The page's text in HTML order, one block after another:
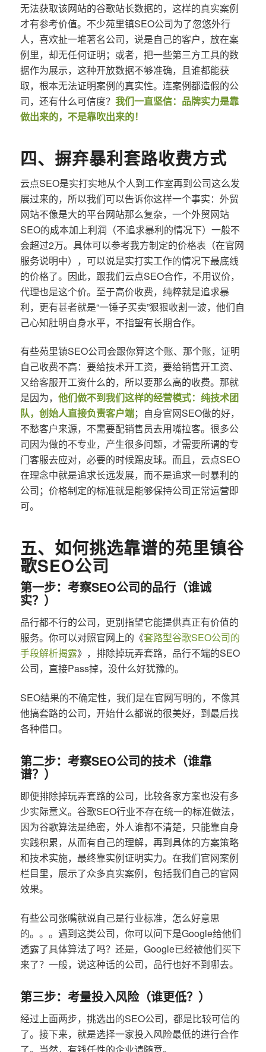
无法获取该网站的谷歌站长数据的，这样的真实案例
才有参考价值。不少苑里镇SEO公司为了忽悠外行
人，喜欢扯一堆著名公司，说是自己的客户，放在案
例里，却无任何证明；或者，把一些第三方工具的数
据作为展示，这种开放数据不够准确，且谁都能获
取，根本无法证明案例的真实性。连案例都造假的公
司，还有什么可信度？ 我们一直坚信：品牌实力是靠
做出来的，不是靠吹出来的！
四、摒弃暴利套路收费方式
云点SEO是实打实地从个人到工作室再到公司这么发
展过来的，所以我们可以告诉你这样一个事实：外贸
网站不像是大的平台网站那么复杂，一个外贸网站
SEO的成本加上利润（不追求暴利的情况下）一般不
会超过2万。具体可以参考我方制定的价格表（在官网
服务说明中），可以说是实打实工作的情况下最底线
的价格了。因此，跟我们云点SEO合作，不用议价，
代理也是这个价。至于高价收费，纯粹就是追求暴
利，更有甚者就是“一锤子买卖”狠狠收割一波，他们自
己心知肚明自身水平，不指望有长期合作。
有些苑里镇SEO公司会跟你算这个账、那个账，证明
自己收费不高：要给技术开工资，要给销售开工资、
又给客服开工资什么的，所以要那么高的收费。那就
是因为， 他们做不到我们这样的经营模式：纯技术团
队，创始人直接负责客户端；自身官网SEO做的好，
不愁客户来源，不需要配销售员去用嘴拉客。很多公
司因为做的不专业，产生很多问题，才需要所谓的专
门客服去应对，必要的时候踢皮球。而且，云点SEO
在理念中就是追求长远发展，而不是追求一时暴利的
公司；价格制定的标准就是能够保持公司正常运营即
可。
五、如何挑选靠谱的苑里镇谷
歌SEO公司
第一步：考察SEO公司的品行（谁诚
实？）
品行都不行的公司，更别指望它能提供真正有价值的
服务。你可以对照官网上的《套路型谷歌SEO公司的
手段解析揭露》，排除掉玩弄套路，品行不端的SEO
公司，直接Pass掉，没什么好犹豫的。
SEO结果的不确定性，我们是在官网写明的，不像其
他搞套路的公司，开始什么都说的很美好，到最后找
各种借口。
第二步：考察SEO公司的技术（谁靠
谱？）
即便排除掉玩弄套路的公司，比较各家方案也没有多
少实际意义。谷歌SEO行业不存在统一的标准做法，
因为谷歌算法是绝密，外人谁都不清楚，只能靠自身
实践积累，从而有自己的理解，再到具体的方案策略
和技术实施，最终靠实例证明实力。在我们官网案例
栏目里，展示了众多真实案例，包括我们自己的官网
效果。
有些公司张嘴就说自己是行业标准，怎么好意思
的。。。遇到这类公司，你可以问下是Google给他们
透露了具体算法了吗？还是，Google已经被他们买下
来了？一般，说这种话的公司，品行也好不到哪去。
第三步：考量投入风险（谁更低？）
经过上面两步，挑选出的SEO公司，都是比较可信的
了。接下来，就是选择一家投入风险最低的进行合作